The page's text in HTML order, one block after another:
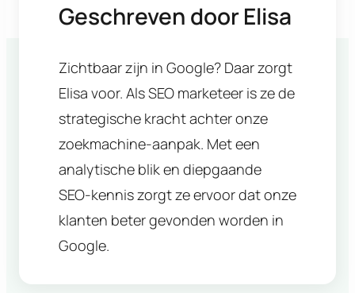
Geschreven doorElisa
Zichtbaar zijn in Google? Daar zorgt
Elisa voor. Als SEO marketeer is ze de
strategische kracht achter onze
zoekmachine-aanpak. Met een
analytische blik en diepgaande
SEO-kennis zorgt ze ervoor dat onze
klanten beter gevonden worden in
Google.